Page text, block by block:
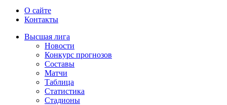
О сайте
Контакты
Высшая лига
Новости
Конкурс прогнозов
Составы
Матчи
Таблица
Статистика
Стадионы